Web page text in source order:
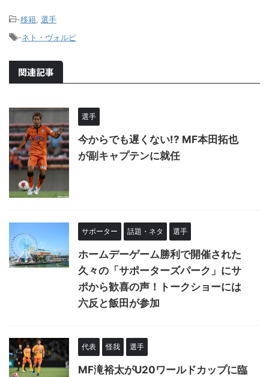
-移籍, 選手
-ネト・ヴォルピ
関連記事
選手
今からでも遅くない!? MF本田拓也
が副キャプテンに就任
サポーター 話題・ネタ 選手
ホームデーゲーム勝利で開催された
久々の「サポーターズパーク」にサ
ポから歓喜の声！トークショーには
六反と飯田が参加
代表 怪我 選手
MF滝裕太がU20ワールドカップに臨